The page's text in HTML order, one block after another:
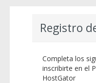
Registro
Completa los
inscribirte en el
HostGator